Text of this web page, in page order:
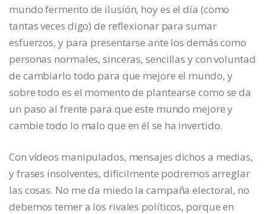
mundo fermento de ilusión, hoy es el día (como
tantas veces digo) de reflexionar para sumar
esfuerzos, y para presentarse ante los demás como
personas normales, sinceras, sencillas y con voluntad
de cambiarlo todo para que mejore el mundo, y
sobre todo es el momento de plantearse como se da
un paso al frente para que este mundo mejore y
cambie todo lo malo que en él se ha invertido.
Con vídeos manipulados, mensajes dichos a medias,
y frases insolventes, difícilmente podremos arreglar
las cosas. No me da miedo la campaña electoral, no
debemos temer a los rivales políticos, porque en